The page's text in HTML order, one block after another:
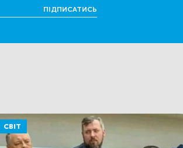
ПІДПИСАТИСЬ
СВІТ